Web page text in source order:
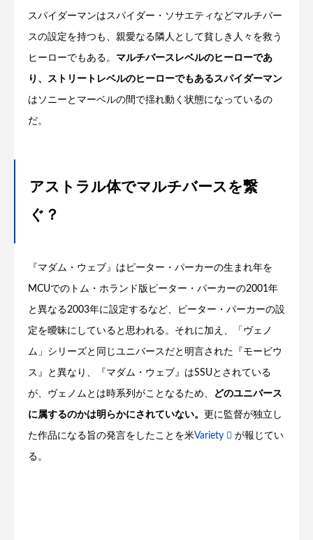
スパイダーマンはスパイダー・ソサエティなどマルチバー
スの設定を持つも、親愛なる隣人として貧しき人々を救う
ヒーローでもある。 マルチバースレベルのヒーローであ
り、ストリートレベルのヒーローでもあるスパイダーマン
はソニーとマーベルの間で揺れ動く状態になっているの
だ。
アストラル体でマルチバースを繋
ぐ？
『マダム・ウェブ』はピーター・パーカーの生まれ年を
MCUでのトム・ホランド版ピーター・パーカーの2001年
と異なる2003年に設定するなど、ピーター・パーカーの設
定を曖昧にしていると思われる。それに加え、「ヴェノ
ム」シリーズと同じユニバースだと明言された『モービウ
ス』と異なり、『マダム・ウェブ』はSSUとされている
が、ヴェノムとは時系列がことなるため、 どのユニバース
に属するのかは明らかにされていない。 更に監督が独立し
た作品になる旨の発言をしたことを米Variety が報じてい
る。